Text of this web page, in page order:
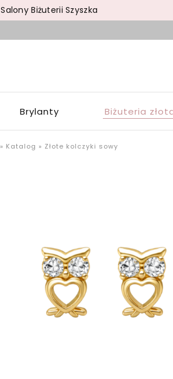
Salony Biżuterii Szyszka
Wola,
Łask
Brylanty Biżuteria
» Katalog » Złote kolczyki sowy